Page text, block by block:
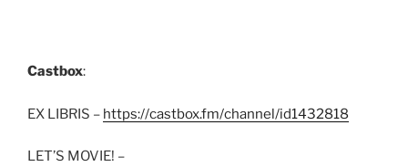
Castbox:
EX LIBRIS – https://castbox.fm/channel/id1432818
LET’S MOVIE! –